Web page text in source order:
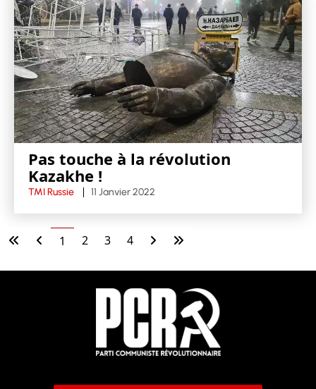
Pas touche à la révolution
Kazakhe !
TMI Russie 11 Janvier 2022
1 2 3 4